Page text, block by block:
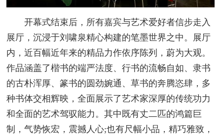
开幕式结束后，所有嘉宾与艺术爱好者信步走入
展厅，沉浸于刘啸泉精心构建的笔墨世界之中。展厅
内，近百幅近年来的精品力作依序陈列，蔚为大观。
作品涵盖了楷书的端严法度、行书的流畅自如、隶书
的古朴浑厚、篆书的圆劲婉通、草书的奔腾恣肆，多
种书体交相辉映，全面展示了艺术家深厚的传统功力
和全面的艺术驾驭能力。其中既有丈二匹的鸿篇巨
制，气势恢宏，震撼人心;也有尺幅小品，精巧雅致，